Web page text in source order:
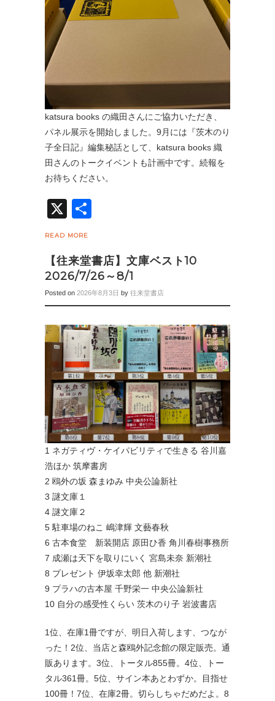
katsura books の織田さんにご協力いただき、
パネル展示を開始しました。9月には『茨木のり
子全日記』編集秘話として、katsura books 織
田さんのトークイベントも計画中です。続報を
お待ちください。
X
READ MORE
【往来堂書店】文庫ベスト10
2026/7/26～8/1
Posted on 2026年8月3日 by 往来堂書店
1 ネガティヴ・ケイパビリティで生きる 谷川嘉
浩ほか 筑摩書房
2 鴎外の坂 森まゆみ 中央公論新社
3 謎文庫１
4 謎文庫２
5 駐車場のねこ 嶋津輝 文藝春秋
6 古本食堂 新装開店 原田ひ香 角川春樹事務所
7 成瀬は天下を取りにいく 宮島未奈 新潮社
8 プレゼント 伊坂幸太郎 他 新潮社
9 プラハの古本屋 千野栄一 中央公論新社
10 自分の感受性くらい 茨木のり子 岩波書店
1位、在庫1冊ですが、明日入荷します、つなが
った！2位、当店と森鴎外記念館の限定販売。通
販あります。3位、トータル855冊。4位、トー
タル361冊。5位、サイン本あとわずか。目指せ
100冊！7位、在庫2冊。切らしちゃだめだよ。8